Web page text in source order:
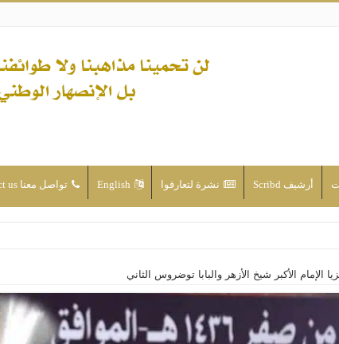
أرشيف Scribd نشرة لتعارفوا English تواصل معنا Contact us
رسول الله ( صلى الله عليه وآله) فكلّ المسلمين سنّة والتشيّع إن كان حب
أن تكون على حساب الأوطان
أحزابنا ولا جماعاتنا، بل الإنصهار الوطني والدولة العادلة
الإمام الأكبر شيخ الأزهر والبابا توضروس الثاني